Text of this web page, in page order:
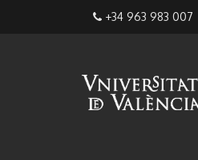
+34 963 983 007